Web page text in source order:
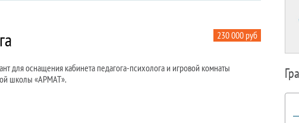
230 000 руб
для оснащения кабинета педагога-психолога и игровой комнаты
школы «АРМАТ».